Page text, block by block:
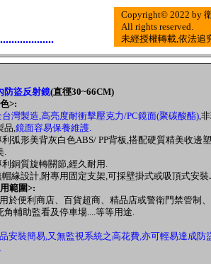
Copyright© 2022 by
All rights reserved.
未經授權轉載,依法追
防盜反射鏡(直徑30~66CM)
>:
台灣製造,高亮度耐衝擊壓克力/PC鏡面(聚碳酸酯),
品,鏡面容易保養維護.
利弧形美背灰白色ABS/ PP背板,搭配硬質精美收邊
.
利銅質旋轉關節,經久耐用.
帽緣設計,附專用固定支架,可採壁掛式或吸頂式安裝.
範圍>:
於便利商店、百貨超商、精品店或警衛門禁管制
角輔助監看及停車場....等等用途.
安裝簡易,又無監視系統之高花費,亦可輕易達成防